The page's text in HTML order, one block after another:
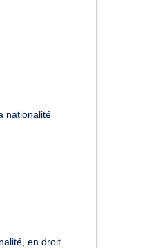
nationalité
en droit